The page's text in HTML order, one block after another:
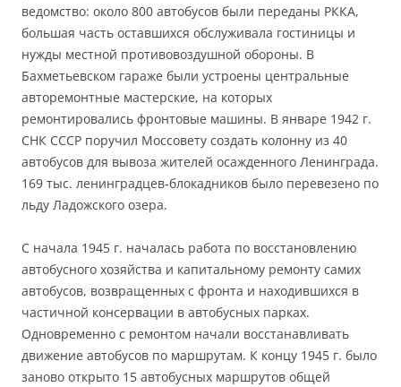
ведомство: около 800 автобусов были переданы РККА,
большая часть оставшихся обслуживала гостиницы и
нужды местной противовоздушной обороны. В
Бахметьевском гараже были устроены центральные
авторемонтные мастерские, на которых
ремонтировались фронтовые машины. В январе 1942 г.
СНК СССР поручил Моссовету создать колонну из 40
автобусов для вывоза жителей осажденного Ленинграда.
169 тыс. ленинградцев-блокадников было перевезено по
льду Ладожского озера.
С начала 1945 г. началась работа по восстановлению
автобусного хозяйства и капитальному ремонту самих
автобусов, возвращенных с фронта и находившихся в
частичной консервации в автобусных парках.
Одновременно с ремонтом начали восстанавливать
движение автобусов по маршрутам. К концу 1945 г. было
заново открыто 15 автобусных маршрутов общей